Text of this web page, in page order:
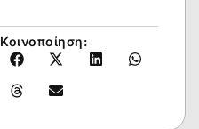
Κοινοποίηση: